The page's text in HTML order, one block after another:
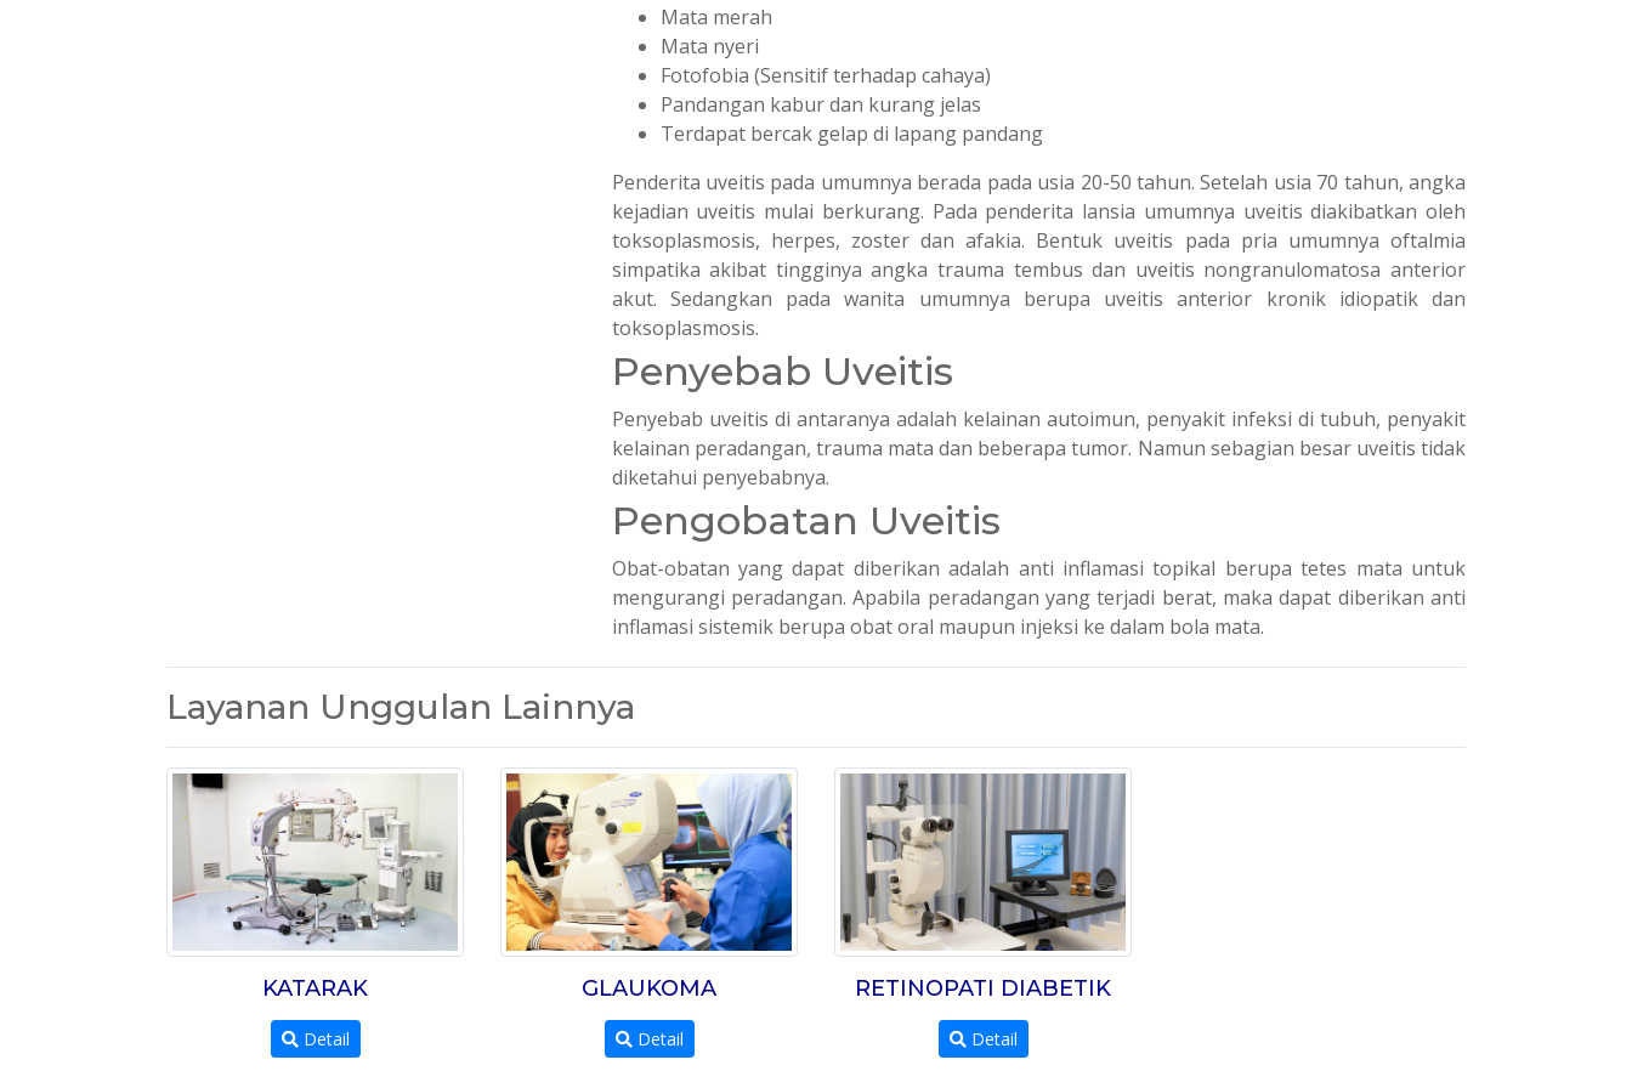
Mata merah
Mata nyeri
Fotofobia (Sensitif terhadap cahaya)
Pandangan kabur dan kurang jelas
Terdapat bercak gelap di lapang pandang
Penderita uveitis pada umumnya berada pada usia 20-50 tahun. Setelah usia 70 tahun, angka
kejadian uveitis mulai berkurang. Pada penderita lansia umumnya uveitis diakibatkan oleh
toksoplasmosis, herpes, zoster dan afakia. Bentuk uveitis pada pria umumnya oftalmia
simpatika akibat tingginya angka trauma tembus dan uveitis nongranulomatosa anterior
akut. Sedangkan pada wanita umumnya berupa uveitis anterior kronik idiopatik dan
toksoplasmosis.
Penyebab Uveitis
Penyebab uveitis di antaranya adalah kelainan autoimun, penyakit infeksi di tubuh, penyakit
kelainan peradangan, trauma mata dan beberapa tumor. Namun sebagian besar uveitis tidak
diketahui penyebabnya.
Pengobatan Uveitis
Obat-obatan yang dapat diberikan adalah anti inflamasi topikal berupa tetes mata untuk
mengurangi peradangan. Apabila peradangan yang terjadi berat, maka dapat diberikan anti
inflamasi sistemik berupa obat oral maupun injeksi ke dalam bola mata.
Layanan Unggulan Lainnya
KATARAK
Detail
GLAUKOMA
Detail
RETINOPATI DIABETIK
Detail